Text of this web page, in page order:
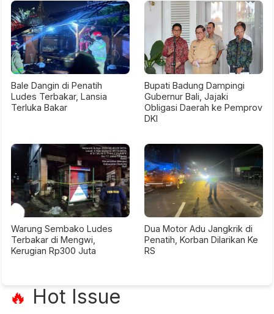
Bale Dangin di Penatih
Ludes Terbakar, Lansia
Terluka Bakar
Bupati Badung Dampingi
Gubernur Bali, Jajaki
Obligasi Daerah ke Pemprov
DKI
Warung Sembako Ludes
Terbakar di Mengwi,
Kerugian Rp300 Juta
Dua Motor Adu Jangkrik di
Penatih, Korban Dilarikan Ke
RS
🔥 Hot Issue